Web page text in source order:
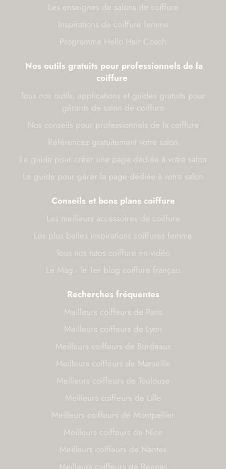
Les enseignes de salons de coiffure
Inspirations de coiffure femme
Programme Hello Hair Coach
Nos outils gratuits pour professionnels de la
coiffure
Tous nos outils, applications et guides gratuits pour
gérants de salon de coiffure
Nos conseils pour professionnels de la coiffure
Référencez gratuitement votre salon
Le guide pour créer une page dédiée à votre salon
Le guide pour gérer la page dédiée à votre salon
Conseils et bons plans coiffure
Les meilleurs accessoires de coiffure
Les plus belles inspirations coiffures femme
Tous nos tutos coiffure en vidéo
Le Mag - le 1er blog coiffure français
Recherches fréquentes
Meilleurs coiffeurs de Paris
Meilleurs coiffeurs de Lyon
Meilleurs coiffeurs de Bordeaux
Meilleurs coiffeurs de Marseille
Meilleurs coiffeurs de Toulouse
Meilleurs coiffeurs de Lille
Meilleurs coiffeurs de Montpellier
Meilleurs coiffeurs de Nice
Meilleurs coiffeurs de Nantes
Meilleurs coiffeurs de Rennes